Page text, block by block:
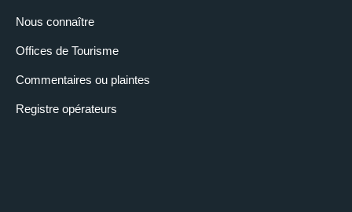
Nous connaître
Offices de Tourisme
Commentaires ou plaintes
Registre opérateurs